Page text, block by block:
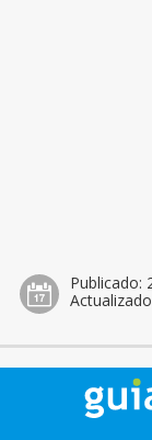
Publicado: